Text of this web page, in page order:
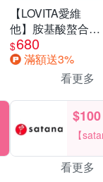
【LOVITA愛維
他】胺基酸螯合鋅
x2瓶30mg素食錠
(鋅錠)
$680
滿額送3%
看更多
$100
【
看更多